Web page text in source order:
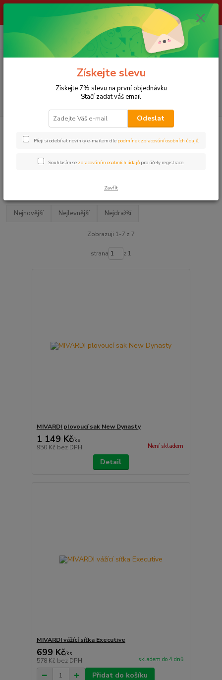
ŽIVÉ NÁSTRAHY !!! NEPOSÍLÁME !!! - ODBĚR POUZE NA NAŠÍ
za
PODBĚRÁKY, PODLOŽKY A VEZÍRKY
Vážící a přechovávací saky
MIVARDI
MIVARDI
Nejnovější Nejlevnější Nejdražší
Zobrazuji 1-7 z 7
strana z 1
MIVARDI plovoucí sak New Dynasty
1 149 Kč/ks
950 Kč bez DPH Není skladem
Detail
MIVARDI vážící síťka Executive
699 Kč/ks
578 Kč bez DPH skladem do 4 dnů
Přidat do košíku
Získejte slevu
Získejte 7% slevu na první objednávku
Stačí zadat váš email
Odeslat
Přeji si odebírat novinky e-mailem dle podmínek zpracování osobních údajů.
Souhlasím se zpracováním osobních údajů pro účely registrace.
Zavřít